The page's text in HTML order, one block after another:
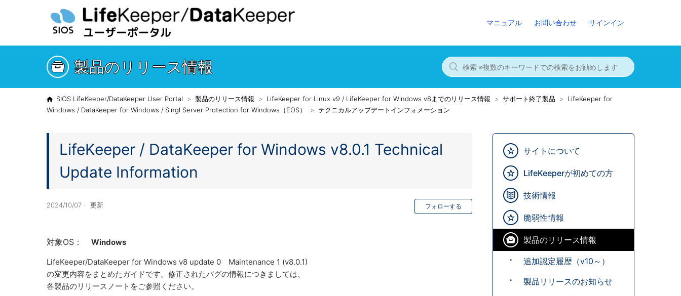
マニュアル お問い合わせ サインイン
製品のリリース情報
SIOS LifeKeeper/DataKeeper User Portal 製品のリリース情報 LifeKeeper for Linux v9 / LifeKeeper for Windows v8までのリリース情報 サポート終了製品
LifeKeeper for
Windows / DataKeeper for Windows / Singl Server Protection for Windows（EOS）
テクニカルアップデートインフォメーション
サイトについて
LifeKeeperが初めての方
技術情報
脆弱性情報
製品のリリース情報
追加認定履歴（v10～）
製品リリースのお知らせ
LifeKeeper / DataKeeper for Windows v8.0.1 Technical
Update Information
2024/10/07 更新 フォローする
対象OS： Windows
LifeKeeper/DataKeeper for Windows v8 update 0 Maintenance 1 (v8.0.1)
の変更内容をまとめたガイドです。修正されたバグの情報につきましては、
各製品のリリースノートをご参照ください。